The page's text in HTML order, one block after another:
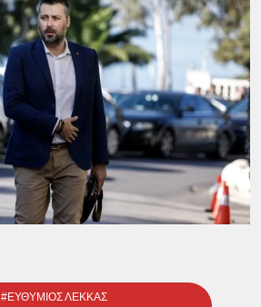
#ΕΥΘΥΜΙΟΣ ΛΕΚΚΑΣ